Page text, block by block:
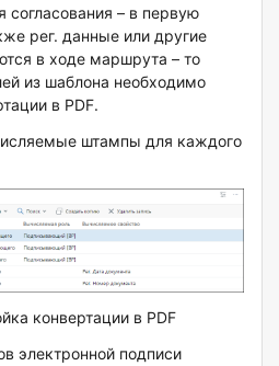
согласования – в первую
рег. данные или другие
в ходе маршрута – то
из шаблона необходимо
в PDF.
штампы для каждого
конвертации в PDF
электронной подписи